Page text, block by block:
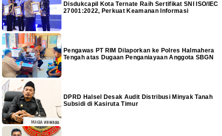
Disdukcapil Kota Ternate Raih Sertifikat SNI ISO/IEC
27001:2022, Perkuat Keamanan Informasi
Pengawas PT RIM Dilaporkan ke Polres Halmahera
Tengah atas Dugaan Penganiayaan Anggota SBGN
DPRD Halsel Desak Audit Distribusi Minyak Tanah
Subsidi di Kasiruta Timur